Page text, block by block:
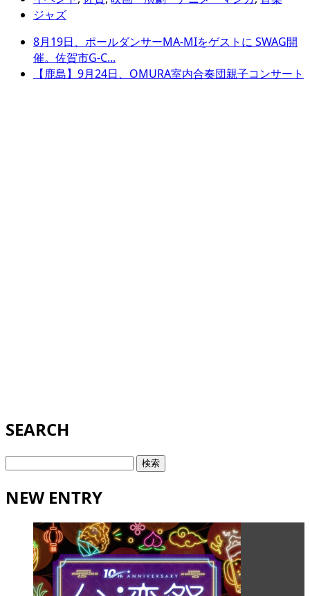
ジャズ
8月19日、ポールダンサーMA-MIをゲストに SWAG開
催。佐賀市G-C...
【鹿島】9月24日、OMURA室内合奏団親子コンサート
SEARCH
検
NEW ENTRY